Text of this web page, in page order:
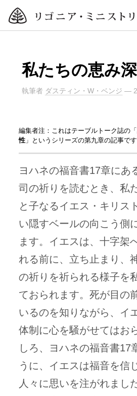
私たちの恵み
執筆者 ダスティン・W・ベンジ —
編集者注：これはテーブルトーク誌の「
性」というシリーズの第九章の記事です
ヨハネの福音書17章にあ
司の祈りを読むとき、私
と子なるイエス・キリス
い隠すベールの向こう側
ます。イエスは、十字架
れる前に、立ち止まり、
の祈りを祈られる様子を
ておられます。死が目の
いるのを知りながら、イ
体制に心を騒がせてはお
しろ、ヨハネの福音書17
うに、イエスは福音を信
人々に思いを注がれまし